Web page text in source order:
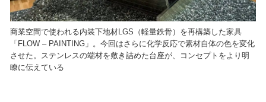
商業空間で使われる内装下地材LGS（軽量鉄骨）を再構築した家具
「FLOW – PAINTING」。今回はさらに化学反応で素材自体の色を変化
させた。ステンレスの端材を敷き詰めた台座が、コンセプトをより明
瞭に伝えている